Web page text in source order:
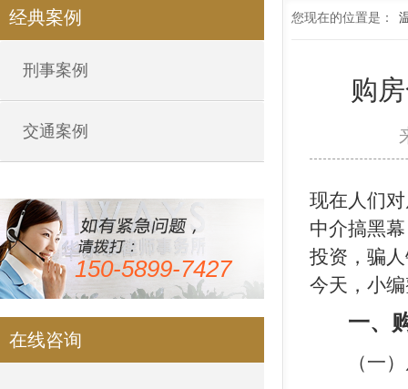
经典案例
刑事案例
交通案例
150-5899-7427
在线咨询
您现在的位置是：
购
现在人们
中介搞黑
投资，骗
今天，小
一、
（一）